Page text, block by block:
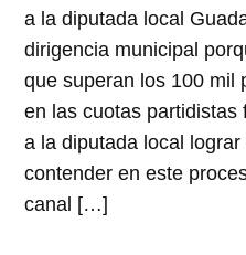
a la diputada local
dirigencia municipal
que superan los 100 mil
en las cuotas
a la diputada local
contender en este
canal […]